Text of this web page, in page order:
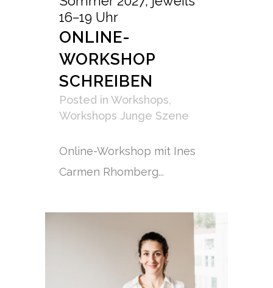
16–19 Uhr
ONLINE-
WORKSHOP
SCHREIBEN
Posted in Workshops,
Workshops Junge Szene
Online-Workshop mit Ines
Carmen Rhomberg...